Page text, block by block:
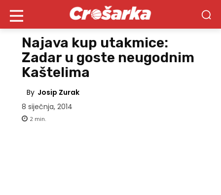
Najava kup utakmice:
Zadar u goste neugodnim
Kaštelima
By Josip Zurak
8 siječnja, 2014
2 min.